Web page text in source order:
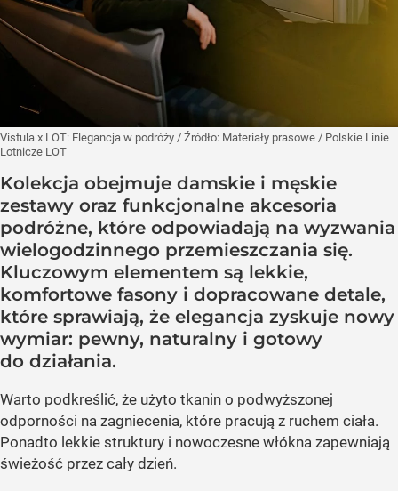
Vistula x LOT: Elegancja w podróży / Źródło: Materiały prasowe / Polskie Linie
Lotnicze LOT
Kolekcja obejmuje damskie i męskie
zestawy oraz funkcjonalne akcesoria
podróżne, które odpowiadają na wyzwania
wielogodzinnego przemieszczania się.
Kluczowym elementem są lekkie,
komfortowe fasony i dopracowane detale,
które sprawiają, że elegancja zyskuje nowy
wymiar: pewny, naturalny i gotowy
do działania.
Warto podkreślić, że użyto tkanin o podwyższonej
odporności na zagniecenia, które pracują z ruchem ciała.
Ponadto lekkie struktury i nowoczesne włókna zapewniają
świeżość przez cały dzień.